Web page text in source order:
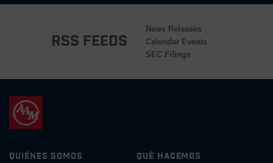
RSS Feeds
News Releases
Calendar Events
SEC Filings
Quiénes Somos Qué Hacemos